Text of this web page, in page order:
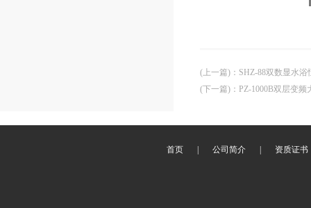
(上一篇) ： SHZ-88双数显水浴
(下一篇) ： PZ-1000B双层变频
首页 公司简介 资质证书